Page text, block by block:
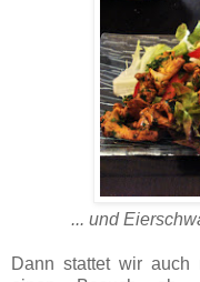
... und
Dann stattet wir